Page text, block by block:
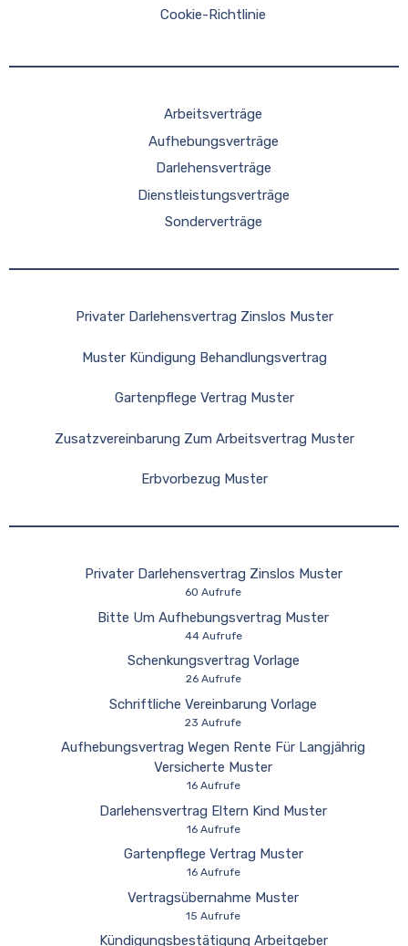
Cookie-Richtlinie
Arbeitsverträge
Aufhebungsverträge
Darlehensverträge
Dienstleistungsverträge
Sonderverträge
Privater Darlehensvertrag Zinslos Muster
Muster Kündigung Behandlungsvertrag
Gartenpflege Vertrag Muster
Zusatzvereinbarung Zum Arbeitsvertrag Muster
Erbvorbezug Muster
Privater Darlehensvertrag Zinslos Muster
60 Aufrufe
Bitte Um Aufhebungsvertrag Muster
44 Aufrufe
Schenkungsvertrag Vorlage
26 Aufrufe
Schriftliche Vereinbarung Vorlage
23 Aufrufe
Aufhebungsvertrag Wegen Rente Für Langjährig
Versicherte Muster
16 Aufrufe
Darlehensvertrag Eltern Kind Muster
16 Aufrufe
Gartenpflege Vertrag Muster
16 Aufrufe
Vertragsübernahme Muster
15 Aufrufe
Kündigungsbestätigung Arbeitgeber